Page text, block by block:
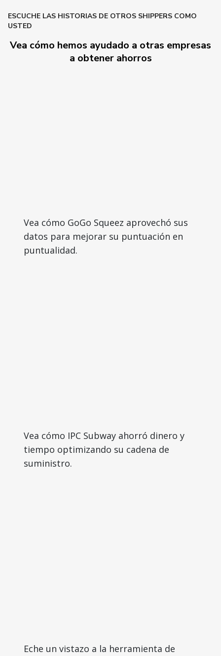
ESCUCHE LAS HISTORIAS DE OTROS SHIPPERS COMO
USTED
Vea cómo hemos ayudado a otras empresas
a obtener ahorros
Vea cómo GoGo Squeez aprovechó sus
datos para mejorar su puntuación en
puntualidad.
Vea cómo IPC Subway ahorró dinero y
tiempo optimizando su cadena de
suministro.
Eche un vistazo a la herramienta de